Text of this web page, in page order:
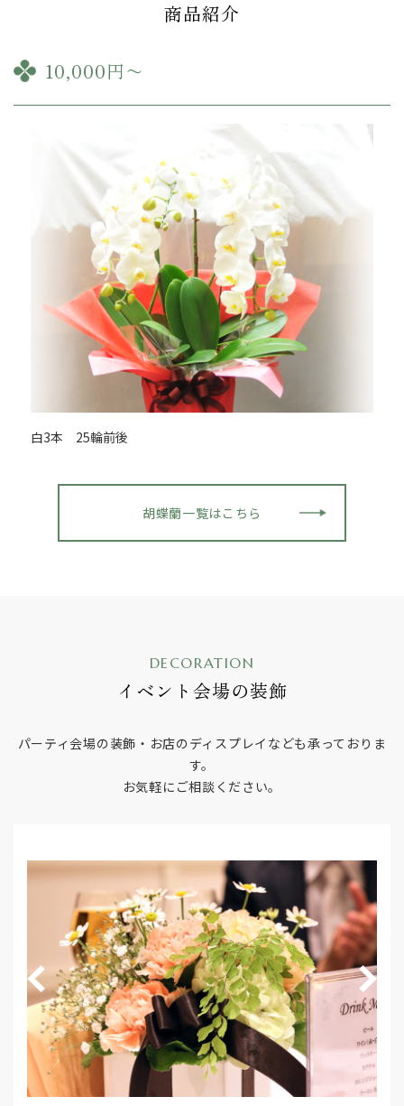
商品紹介
10,000円〜
白3本 25輪前後
胡蝶蘭一覧はこちら
DECORATION
イベント会場の装飾
パーティ会場の装飾・お店のディスプレイなども承っておりま
す。
お気軽にご相談ください。